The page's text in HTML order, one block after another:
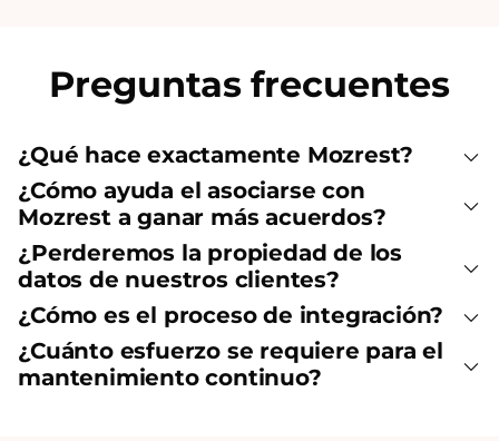
Preguntas frecuentes
¿Qué hace exactamente Mozrest?
¿Cómo ayuda el asociarse con
Mozrest a ganar más acuerdos?
¿Perderemos la propiedad de los
datos de nuestros clientes?
¿Cómo es el proceso de integración?
¿Cuánto esfuerzo se requiere para el
mantenimiento continuo?